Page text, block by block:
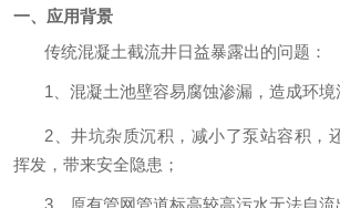
一、应用背景
传统混凝土截流井日益暴露出的问题：
1、 混凝土池壁容易腐蚀渗漏，造成环境
2、井坑杂质沉积，减小了泵站容积，
挥发，带来安全隐患；
3、 原有管网管道标高较高污水无法自流